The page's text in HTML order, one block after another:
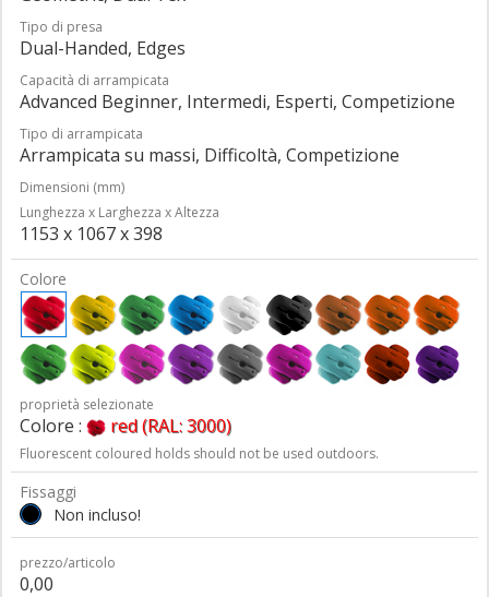
Tipo di presa
Dual-Handed, Edges
Capacità di arrampicata
Advanced Beginner, Intermedi, Esperti, Competizione
Tipo di arrampicata
Arrampicata su massi, Difficoltà, Competizione
Dimensioni (mm)
Lunghezza x Larghezza x Altezza
1153 x 1067 x 398
Colore
proprietà selezionate
Colore : red (RAL: 3000)
Fluorescent coloured holds should not be used outdoors.
Fissaggi
Non incluso!
prezzo/articolo
0,00